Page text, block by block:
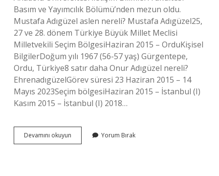
Basım ve Yayımcılık Bölümü’nden mezun oldu.
Mustafa Adıgüzel aslen nereli? Mustafa Adıgüzel25,
27 ve 28. dönem Türkiye Büyük Millet Meclisi
Milletvekili Seçim BölgesiHaziran 2015 – OrduKişisel
BilgilerDoğum yılı 1967 (56-57 yaş) Gürgentepe,
Ordu, Türkiye8 satır daha Onur Adıgüzel nereli?
EhrenadıgüzelGörev süresi 23 Haziran 2015 – 14
Mayıs 2023Seçim bölgesiHaziran 2015 – İstanbul (I)
Kasım 2015 – İstanbul (I) 2018…
Devamını okuyun
Adıgüzel
Yorum Bırak